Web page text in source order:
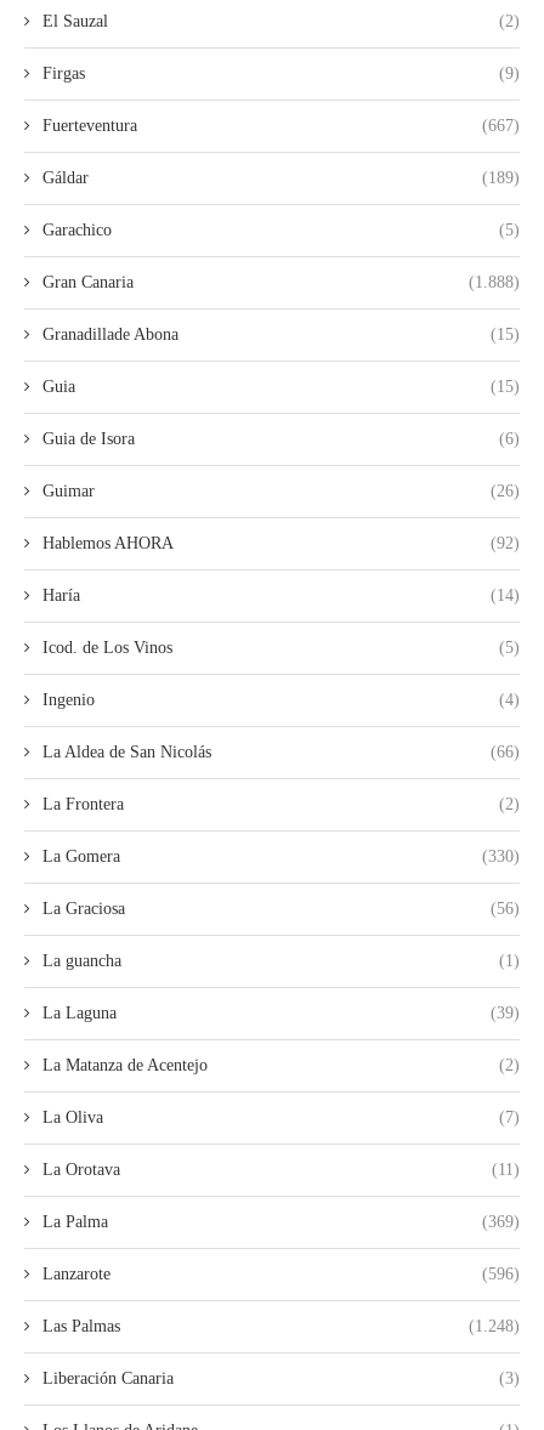
El Sauzal (2)
Firgas (9)
Fuerteventura (667)
Gáldar (189)
Garachico (5)
Gran Canaria (1.888)
Granadillade Abona (15)
Guia (15)
Guia de Isora (6)
Guimar (26)
Hablemos AHORA (92)
Haría (14)
Icod. de Los Vinos (5)
Ingenio (4)
La Aldea de San Nicolás (66)
La Frontera (2)
La Gomera (330)
La Graciosa (56)
La guancha (1)
La Laguna (39)
La Matanza de Acentejo (2)
La Oliva (7)
La Orotava (11)
La Palma (369)
Lanzarote (596)
Las Palmas (1.248)
Liberación Canaria (3)